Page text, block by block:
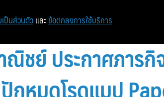
หน้าแรก ท่องเที่ยว
ชย์ ประกาศภาร
ปักหมุดโรดแมป
ป็นส่วนตัว และ ข้อตกลงการใช้บริการ